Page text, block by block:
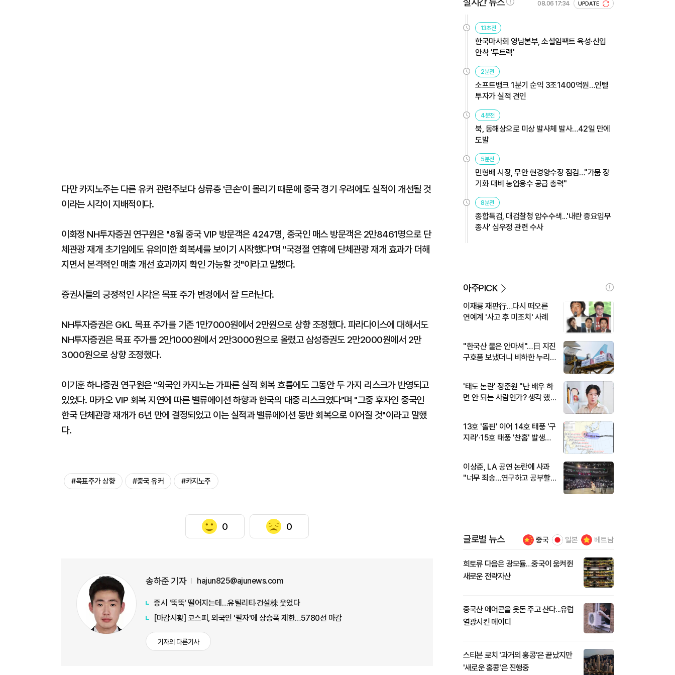
다만 카지노주는 다른 유커 관련주보다 상류층 '큰손'이 몰리기 때문에 중국 경기 우려에도 실적이 개선될 것
이라는 시각이 지배적이다.
이화정 NH투자증권 연구원은 "8월 중국 VIP 방문객은 4247명, 중국인 매스 방문객은 2만8461명으로 단
체관광 재개 초기임에도 유의미한 회복세를 보이기 시작했다"며 "국경절 연휴에 단체관광 재개 효과가 더해
지면서 본격적인 매출 개선 효과까지 확인 가능할 것"이라고 말했다.
증권사들의 긍정적인 시각은 목표 주가 변경에서 잘 드러난다.
NH투자증권은 GKL 목표 주가를 기존 1만7000원에서 2만원으로 상향 조정했다. 파라다이스에 대해서도
NH투자증권은 목표 주가를 2만1000원에서 2만3000원으로 올렸고 삼성증권도 2만2000원에서 2만
3000원으로 상향 조정했다.
이기훈 하나증권 연구원은 "외국인 카지노는 가파른 실적 회복 흐름에도 그동안 두 가지 리스크가 반영되고
있었다. 마카오 VIP 회복 지연에 따른 밸류에이션 하향과 한국의 대중 리스크였다"며 "그중 후자인 중국인
한국 단체관광 재개가 6년 만에 결정되었고 이는 실적과 밸류에이션 동반 회복으로 이어질 것"이라고 말했
다.
#목표주가 상향 #중국 유커 #카지노주
0 0
송하준 기자 hajun825@ajunews.com
증시 '뚝뚝' 떨어지는데…유틸리티·건설株 웃었다
[마감시황] 코스피, 외국인 '팔자'에 상승폭 제한…5780선 마감
기자의 다른기사
08.06 17:34 UPDATE
13초전
한국마사회 영남본부, 소셜임팩트 육성·신입
안착 '투트랙'
2분전
소프트뱅크 1분기 순익 3조1400억원…인텔
투자가 실적 견인
4분전
북, 동해상으로 미상 발사체 발사…42일 만에
도발
5분전
민형배 시장, 무안 현경양수장 점검…"가뭄 장
기화 대비 농업용수 공급 총력"
8분전
종합특검, 대검찰청 압수수색...'내란 중요임무
종사' 심우정 관련 수사
아주PICK
이재룡 재판行…다시 떠오른
연예계 '사고 후 미조치' 사례
"한국산 물은 안마셔"…日 지진
구호품 보냈더니 비하한 누리
'태도 논란' 정준원 "난 배우 하
면 안 되는 사람인가? 생각 했
13호 '돌핀' 이어 14호 태풍 '구
지라'·15호 태풍 '찬홈' 발생…
이상준, LA 공연 논란에 사과
"너무 죄송…연구하고 공부할
글로벌 뉴스 중국 일본 베트남
희토류 다음은 광모듈…중국이 움켜쥔
새로운 전략자산
중국산 에어콘을 웃돈 주고 산다...유럽
열광시킨 메이디
스티븐 로치 '과거의 홍콩'은 끝났지만
'새로운 홍콩'은 진행중